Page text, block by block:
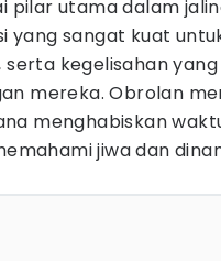
pilar utama dalam
yang sangat kuat
kegelisahan
mereka. Obrolan
menghabiskan
jiwa dan